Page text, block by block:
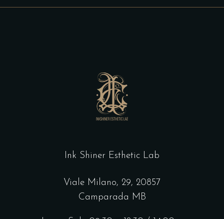
Ink Shiner Esthetic Lab
Viale Milano, 29, 20857
Camparada MB